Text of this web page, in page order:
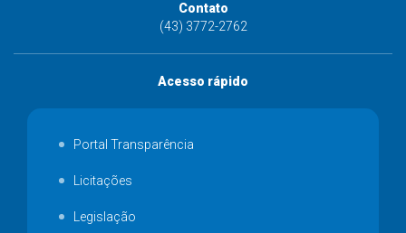
Contato
(43) 3772-2762
Acesso rápido
Portal Transparência
Licitações
Legislação